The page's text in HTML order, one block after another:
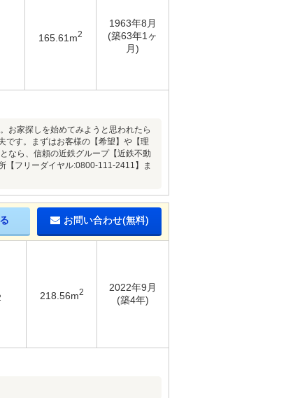
165.61m2
1963年8月
(築63年1ヶ
月)
お家探しを始めてみようと思われたら
です。まずはお客様の【希望】や【理
なら、信頼の近鉄グループ【近鉄不動
【フリーダイヤル:0800-111-2411】ま
お問い合わせ(無料)
218.56m2
2022年9月
(築4年)